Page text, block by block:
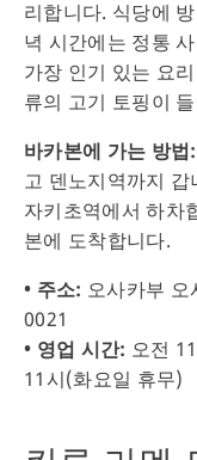
리합니다. 식당에
녁 시간에는 정통
가장 인기 있는 요
류의 고기 토핑이
바카본에 가는 방법:
고 덴노지역까지
자키초역에서 하차
본에 도착합니다.
• 주소: 오사카부
0021
• 영업 시간: 오전
11시(화요일 휴무)